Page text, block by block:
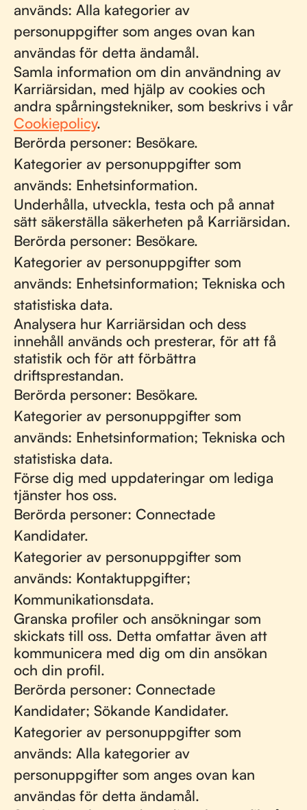
används: Alla kategorier av
personuppgifter som anges ovan kan
användas för detta ändamål.
Samla information om din användning av
Karriärsidan, med hjälp av cookies och
andra spårningstekniker, som beskrivs i vår
Cookiepolicy.
Berörda personer: Besökare.
Kategorier av personuppgifter som
används: Enhetsinformation.
Underhålla, utveckla, testa och på annat
sätt säkerställa säkerheten på Karriärsidan.
Berörda personer: Besökare.
Kategorier av personuppgifter som
används: Enhetsinformation; Tekniska och
statistiska data.
Analysera hur Karriärsidan och dess
innehåll används och presterar, för att få
statistik och för att förbättra
driftsprestandan.
Berörda personer: Besökare.
Kategorier av personuppgifter som
används: Enhetsinformation; Tekniska och
statistiska data.
Förse dig med uppdateringar om lediga
tjänster hos oss.
Berörda personer: Connectade
Kandidater.
Kategorier av personuppgifter som
används: Kontaktuppgifter;
Kommunikationsdata.
Granska profiler och ansökningar som
skickats till oss. Detta omfattar även att
kommunicera med dig om din ansökan
och din profil.
Berörda personer: Connectade
Kandidater; Sökande Kandidater.
Kategorier av personuppgifter som
används: Alla kategorier av
personuppgifter som anges ovan kan
användas för detta ändamål.